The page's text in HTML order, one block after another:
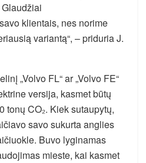
klientais, nes norime
variantą“, – priduria J.
„Volvo FL“ ar „Volvo FE“
versija, kasmet būtų
tonų CO₂. Kiek sutaupytų,
savo sukurta anglies
Buvo lyginamas
mieste, kai kasmet